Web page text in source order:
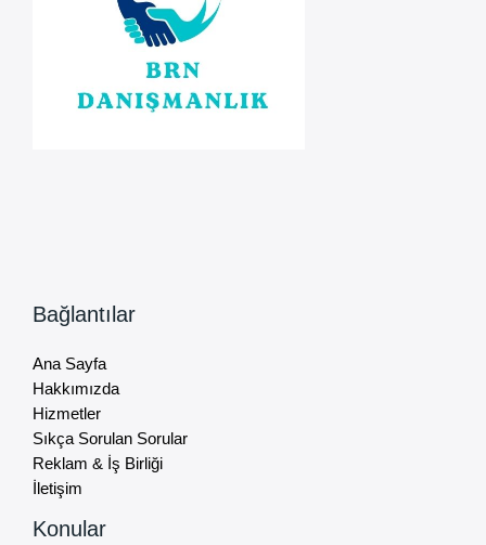
Bağlantılar
Ana Sayfa
Hakkımızda
Hizmetler
Sıkça Sorulan Sorular
Reklam & İş Birliği
İletişim
Konular